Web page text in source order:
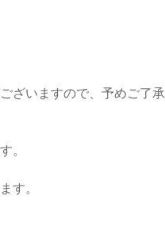
ざいますので、予めご了承
。
す。